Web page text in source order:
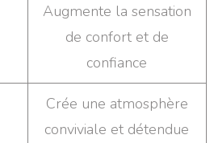
Augmente la sensation
de confort et de
confiance
Crée une atmosphère
conviviale et détendue